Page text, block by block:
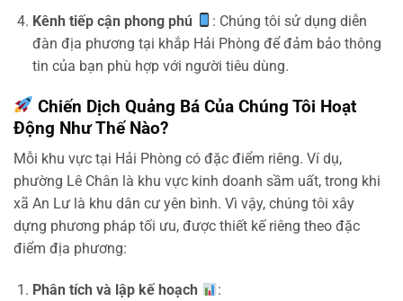
Kênh tiếp cận phong phú
: Chúng tôi sử dụng diễn
đàn địa phương tại khắp Hải Phòng để đảm bảo thông
tin của bạn phù hợp với người tiêu dùng.
Chiến Dịch Quảng Bá Của Chúng Tôi Hoạt
Động Như Thế Nào?
Mỗi khu vực tại Hải Phòng có đặc điểm riêng. Ví dụ,
phường Lê Chân là khu vực kinh doanh sầm uất, trong khi
xã An Lư là khu dân cư yên bình. Vì vậy, chúng tôi xây
dựng phương pháp tối ưu, được thiết kế riêng theo đặc
điểm địa phương:
Phân tích và lập kế hoạch
: